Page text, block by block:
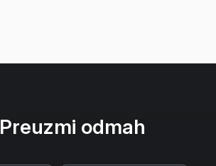
Preuzmi odmah